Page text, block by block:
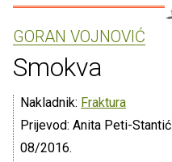
GORAN VOJNOVIĆ
Smokva
Nakladnik: Fraktura
Prijevod: Anita Peti-Stantić
08/2016.